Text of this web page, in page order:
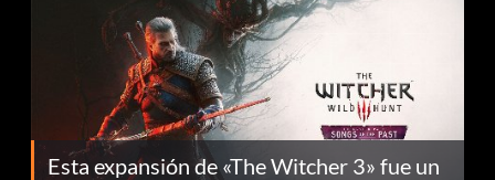
Esta expansión de «The Witcher 3» fue un